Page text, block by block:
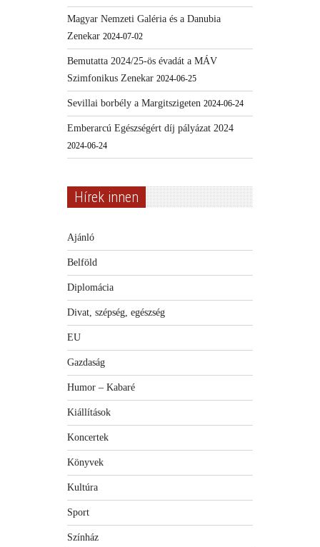
Magyar Nemzeti Galéria és a Danubia
Zenekar 2024-07-02
Bemutatta 2024/25-ös évadát a MÁV
Szimfonikus Zenekar 2024-06-25
Sevillai borbély a Margitszigeten 2024-06-24
Emberarcú Egészségért díj pályázat 2024
2024-06-24
Hírek innen
Ajánló
Belföld
Diplomácia
Divat, szépség, egészség
EU
Gazdaság
Humor – Kabaré
Kiállítások
Koncertek
Könyvek
Kultúra
Sport
Színház